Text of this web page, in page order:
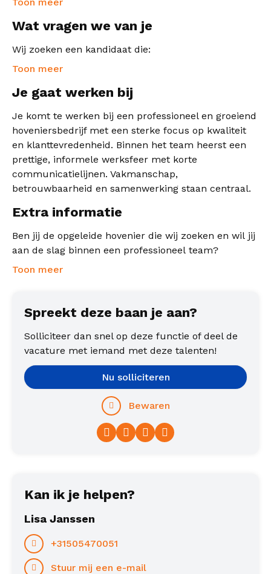
Wat vragen we van je
Wij zoeken een kandidaat die:
Toon meer
Je gaat werken bij
Je komt te werken bij een professioneel en groeiend
hoveniersbedrijf met een sterke focus op kwaliteit
en klanttevredenheid. Binnen het team heerst een
prettige, informele werksfeer met korte
communicatielijnen. Vakmanschap,
betrouwbaarheid en samenwerking staan centraal.
Extra informatie
Ben jij de opgeleide hovenier die wij zoeken en wil jij
aan de slag binnen een professioneel team?
Toon meer
Spreekt deze baan je aan?
Solliciteer dan snel op deze functie of deel de
vacature met iemand met deze talenten!
Facebook
TwitterLinkedIn
Nu solliciteren
Bewaren
Kan ik je helpen?
Lisa Janssen
+31505470051
Stuur mij een e-mail